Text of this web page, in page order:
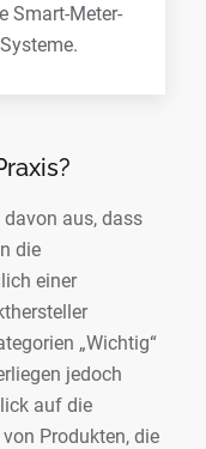
Smart-Meter-
aus, dass
die
einer
„Wichtig“
jedoch
auf die
Produkten, die